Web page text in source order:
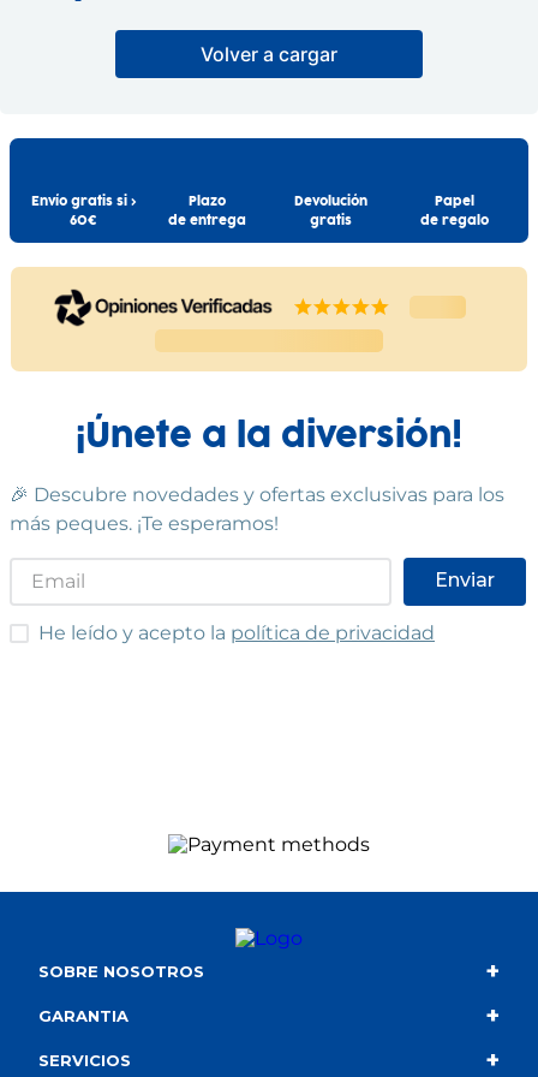
consultas. Las especificaciones,
colores y contenidos pueden
variar respecto a los de la
Hot Wheels Pack F1
Comprar
Supercamiones
Comprar
Volver a cargar
Envío gratis si >
60€
Plazo
de entrega
Devolución
gratis
Papel
de regalo
¡Únete a la diversión!
🎉 Descubre novedades y ofertas exclusivas para los
más peques. ¡Te esperamos!
Enviar
He leído y acepto las condiciones
He leído y acepto la política de privacidad
SOBRE NOSOTROS +
Contacto
Quiénes somos
GARANTIA +
Condiciones de compra
SERVICIOS +